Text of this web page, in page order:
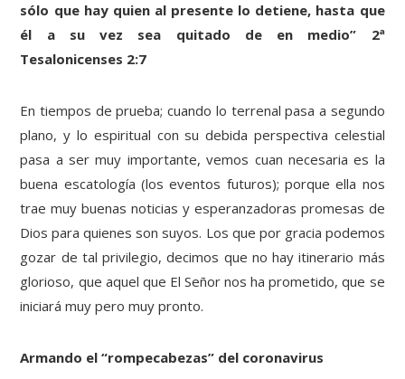
sólo que hay quien al presente lo detiene, hasta que
él a su vez sea quitado de en medio” 2ª
Tesalonicenses 2:7
En tiempos de prueba; cuando lo terrenal pasa a segundo
plano, y lo espiritual con su debida perspectiva celestial
pasa a ser muy importante, vemos cuan necesaria es la
buena escatología (los eventos futuros); porque ella nos
trae muy buenas noticias y esperanzadoras promesas de
Dios para quienes son suyos. Los que por gracia podemos
gozar de tal privilegio, decimos que no hay itinerario más
glorioso, que aquel que El Señor nos ha prometido, que se
iniciará muy pero muy pronto.
Armando el “rompecabezas” del coronavirus